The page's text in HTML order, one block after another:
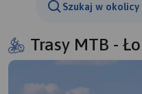
Szukaj w
Trasy MTB -